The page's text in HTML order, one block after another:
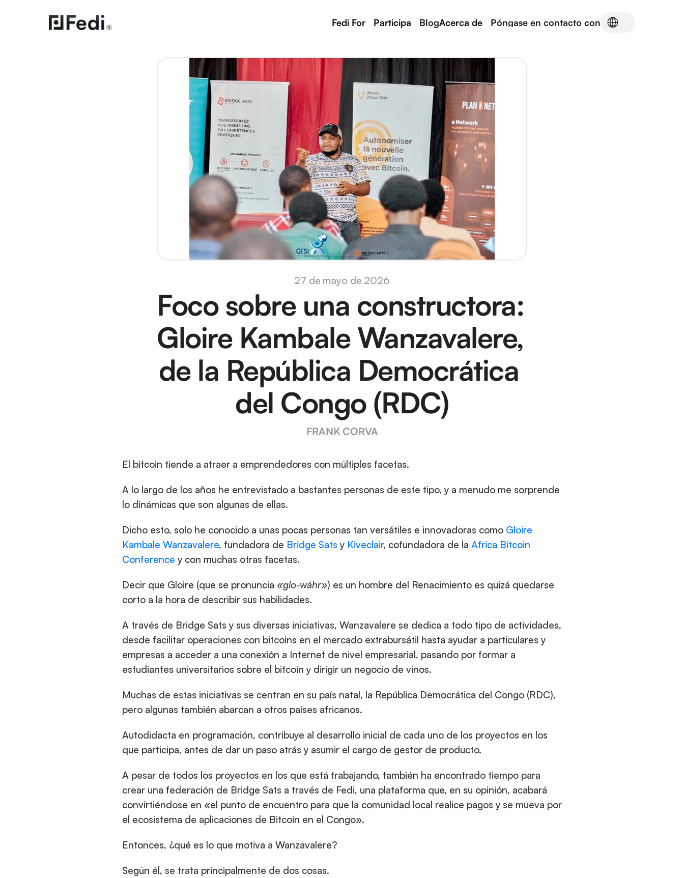
Fedi For Participa BlogAcerca de Póngase en contacto con
27 de mayo de 2026
Foco sobre una constructora:
Gloire Kambale Wanzavalere,
de la República Democrática
del Congo (RDC)
FRANK CORVA
El bitcoin tiende a atraer a emprendedores con múltiples facetas.
A lo largo de los años he entrevistado a bastantes personas de este tipo, y a menudo me sorprende
lo dinámicas que son algunas de ellas.
Dicho esto, solo he conocido a unas pocas personas tan versátiles e innovadoras como Gloire
Kambale Wanzavalere, fundadora de Bridge Sats y Kiveclair, cofundadora de la Africa Bitcoin
Conference y con muchas otras facetas.
Decir que Gloire (que se pronuncia «glo-wáhr») es un hombre del Renacimiento es quizá quedarse
corto a la hora de describir sus habilidades.
A través de Bridge Sats y sus diversas iniciativas, Wanzavalere se dedica a todo tipo de actividades,
desde facilitar operaciones con bitcoins en el mercado extrabursátil hasta ayudar a particulares y
empresas a acceder a una conexión a Internet de nivel empresarial, pasando por formar a
estudiantes universitarios sobre el bitcoin y dirigir un negocio de vinos.
Muchas de estas iniciativas se centran en su país natal, la República Democrática del Congo (RDC),
pero algunas también abarcan a otros países africanos.
Autodidacta en programación, contribuye al desarrollo inicial de cada uno de los proyectos en los
que participa, antes de dar un paso atrás y asumir el cargo de gestor de producto.
A pesar de todos los proyectos en los que está trabajando, también ha encontrado tiempo para
crear una federación de Bridge Sats a través de Fedi, una plataforma que, en su opinión, acabará
convirtiéndose en «el punto de encuentro para que la comunidad local realice pagos y se mueva por
el ecosistema de aplicaciones de Bitcoin en el Congo».
Entonces, ¿qué es lo que motiva a Wanzavalere?
Según él, se trata principalmente de dos cosas.